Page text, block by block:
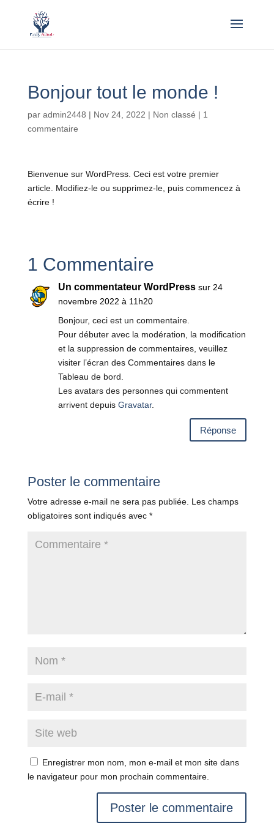
Bonjour tout le monde !
par admin2448 | Nov 24, 2022 | Non classé | 1
commentaire
Bienvenue sur WordPress. Ceci est votre premier
article. Modifiez-le ou supprimez-le, puis commencez à
écrire !
1 Commentaire
Un commentateur WordPress sur 24
novembre 2022 à 11h20
Bonjour, ceci est un commentaire.
Pour débuter avec la modération, la modification
et la suppression de commentaires, veuillez
visiter l’écran des Commentaires dans le
Tableau de bord.
Les avatars des personnes qui commentent
arrivent depuis Gravatar.
Réponse
Poster le commentaire
Votre adresse e-mail ne sera pas publiée. Les champs
obligatoires sont indiqués avec *
Enregistrer mon nom, mon e-mail et mon site dans
le navigateur pour mon prochain commentaire.